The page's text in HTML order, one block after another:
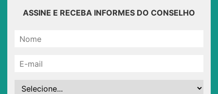
ASSINE E RECEBA INFORMES DO CONSELHO